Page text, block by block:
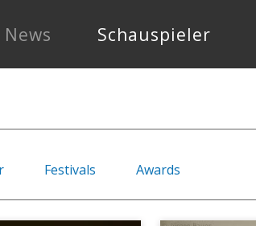
News Schauspieler
Festivals Awards